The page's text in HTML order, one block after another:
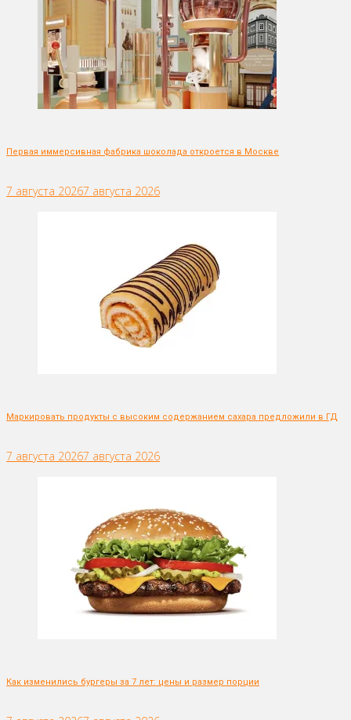
Первая иммерсивная фабрика шоколада откроется в Москве
7 августа 20267 августа 2026
Маркировать продукты с высоким содержанием сахара предложили в ГД
7 августа 20267 августа 2026
Как изменились бургеры за 7 лет: цены и размер порции